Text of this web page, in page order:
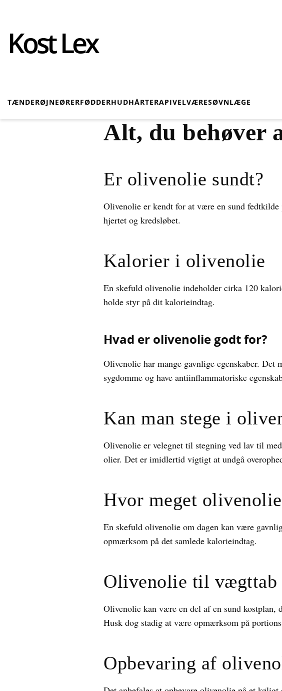
Kost Lex
TÆNDERØJNEØRERFØDDERHUDHÅRTERAPIVELVÆRESØVNLÆGE
Alt, du behøver
Er olivenolie sundt?
Olivenolie er kendt for at være en sund
hjertet og kredsløbet.
Kalorier i olivenolie
En skefuld olivenolie indeholder cirka 120
holde styr på dit kalorieindtag.
Hvad er olivenolie godt for?
Olivenolie har mange gavnlige egenskaber. Det
sygdomme og have antiinflammatoriske
Kan man stege i
Olivenolie er velegnet til stegning ved lav til
olier. Det er imidlertid vigtigt at undgå
Hvor meget
En skefuld olivenolie om dagen kan være
opmærksom på det samlede kalorieindtag.
Olivenolie til vægttab
Olivenolie kan være en del af en sund kostplan,
Husk dog stadig at være opmærksom på
Opbevaring af